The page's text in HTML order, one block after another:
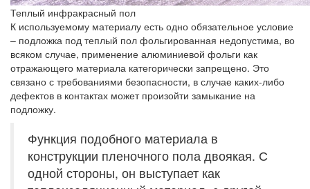
Теплый инфракрасный пол
К используемому материалу есть одно обязательное условие
– подложка под теплый пол фольгированная недопустима, во
всяком случае, применение алюминиевой фольги как
отражающего материала категорически запрещено. Это
связано с требованиями безопасности, в случае каких-либо
дефектов в контактах может произойти замыкание на
подложку.
Функция подобного материала в
конструкции пленочного пола двоякая. С
одной стороны, он выступает как